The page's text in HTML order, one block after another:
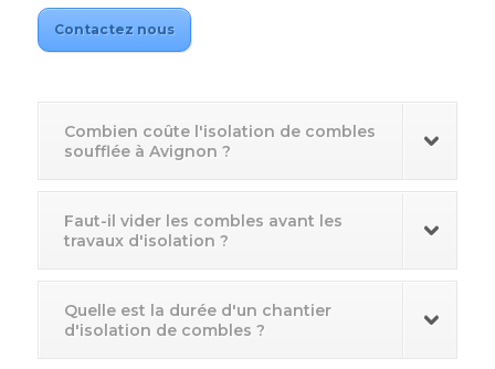
Contactez nous
Combien coûte l'isolation de combles
soufflée à Avignon ?
Faut-il vider les combles avant les
travaux d'isolation ?
Quelle est la durée d'un chantier
d'isolation de combles ?